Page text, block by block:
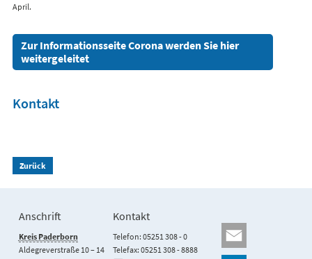
April.
Zur Informationsseite Corona werden Sie hier
weitergeleitet
Kontakt
Zurück
Anschrift
Kreis Paderborn
Aldegreverstraße 10 – 14
Kontakt
Telefon: 05251 308 - 0
Telefax: 05251 308 - 8888